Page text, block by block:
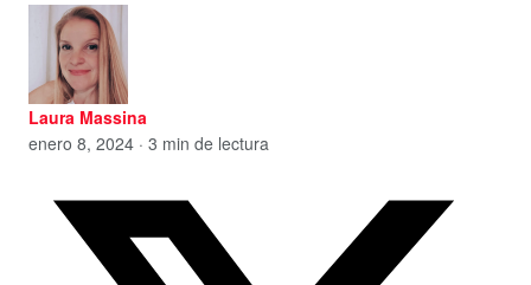
Laura Massina
enero 8, 2024 · 3 min de lectura